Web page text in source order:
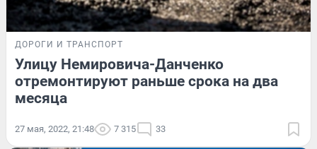
ДОРОГИ И ТРАНСПОРТ
Улицу Немировича-Данченко
отремонтируют раньше срока на два
месяца
27 мая, 2022, 21:48 7 315 33